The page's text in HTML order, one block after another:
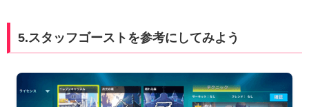
5.スタッフゴーストを参考にしてみよう